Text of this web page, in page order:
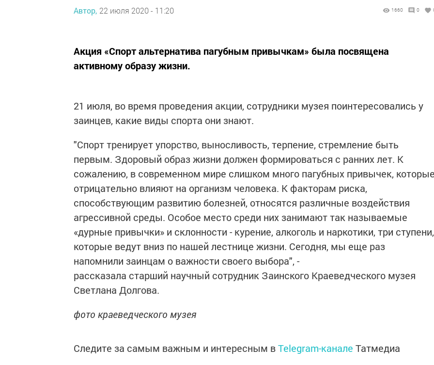
Автор, 22 июля 2020 - 11:20 1660 0
Акция «Спорт альтернатива пагубным привычкам» была посвящена
активному образу жизни.
21 июля, во время проведения акции, сотрудники музея поинтересовались у
заинцев, какие виды спорта они знают.
"Спорт тренирует упорство, выносливость, терпение, стремление быть
первым. Здоровый образ жизни должен формироваться с ранних лет. К
сожалению, в современном мире слишком много пагубных привычек,
отрицательно влияют на организм человека. К факторам риска,
способствующим развитию болезней, относятся различные воздействия
агрессивной среды. Особое место среди них занимают так называемые
«дурные привычки» и склонности - курение, алкоголь и наркотики, три ступени,
которые ведут вниз по нашей лестнице жизни. Сегодня, мы еще раз
напомнили заинцам о важности своего выбора", -
рассказала старший научный сотрудник Заинского Краеведческого музея
Светлана Долгова.
фото краеведческого музея
Следите за самым важным и интересным вTelegram-канале Татмедиа